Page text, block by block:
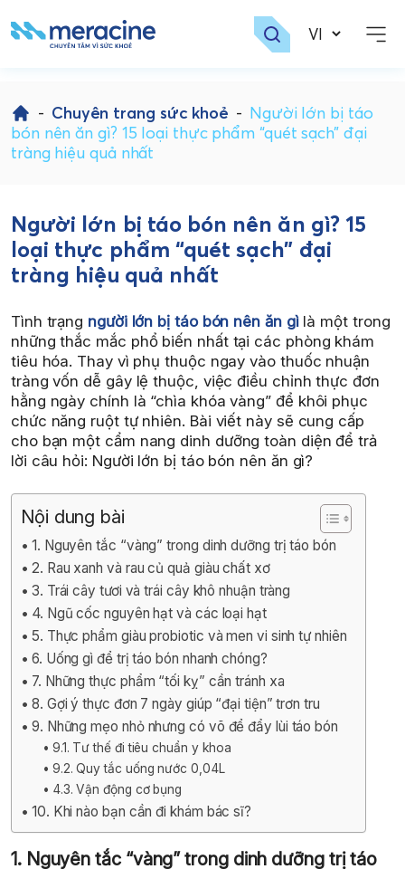
to
content
- Chuyên trang sức khoẻ - Người lớn bị táo
bón nên ăn gì? 15 loại thực phẩm “quét sạch” đại
tràng hiệu quả nhất
Người lớn bị táo bón nên ăn gì? 15
loại thực phẩm “quét sạch” đại
tràng hiệu quả nhất
Tình trạng người lớn bị táo bón nên ăn gìlà một trong
những thắc mắc phổ biến nhất tại các phòng khám
tiêu hóa. Thay vì phụ thuộc ngay vào thuốc nhuận
tràng vốn dễ gây lệ thuộc, việc điều chỉnh thực đơn
hằng ngày chính là “chìa khóa vàng” để khôi phục
chức năng ruột tự nhiên. Bài viết này sẽ cung cấp
cho bạn một cẩm nang dinh dưỡng toàn diện để trả
lời câu hỏi: Người lớn bị táo bón nên ăn gì?
Nội dung bài
1. Nguyên tắc “vàng” trong dinh dưỡng trị táo bón
2. Rau xanh và rau củ quả giàu chất xơ
3. Trái cây tươi và trái cây khô nhuận tràng
4. Ngũ cốc nguyên hạt và các loại hạt
5. Thực phẩm giàu probiotic và men vi sinh tự nhiên
6. Uống gì để trị táo bón nhanh chóng?
7. Những thực phẩm “tối kỵ” cần tránh xa
8. Gợi ý thực đơn 7 ngày giúp “đại tiện” trơn tru
9. Những mẹo nhỏ nhưng có võ để đẩy lùi táo bón
9.1. Tư thế đi tiêu chuẩn y khoa
9.2. Quy tắc uống nước 0,04L
4.3. Vận động cơ bụng
10. Khi nào bạn cần đi khám bác sĩ?
1. Nguyên tắc “vàng” trong dinh dưỡng trị táo